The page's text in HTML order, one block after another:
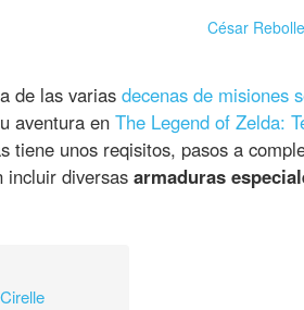
César
de las varias decenas de misiones
aventura en The Legend of Zelda:
tiene unos reqisitos, pasos a
incluir diversas armaduras